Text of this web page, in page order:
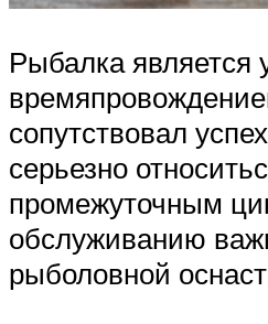
Рыбалка является
сопутствовал
серьезно
промежуточным
обслуживанию
рыболовной